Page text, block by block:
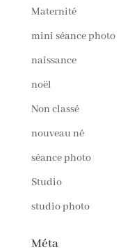
Maternité
mini séance photo
naissance
noël
Non classé
nouveau né
séance photo
Studio
studio photo
Méta